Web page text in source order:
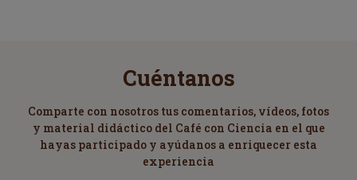
Cuéntanos
Comparte con nosotros tus comentarios, vídeos, fotos
y material didáctico del Café con Ciencia en el que
hayas participado y ayúdanos a enriquecer esta
experiencia